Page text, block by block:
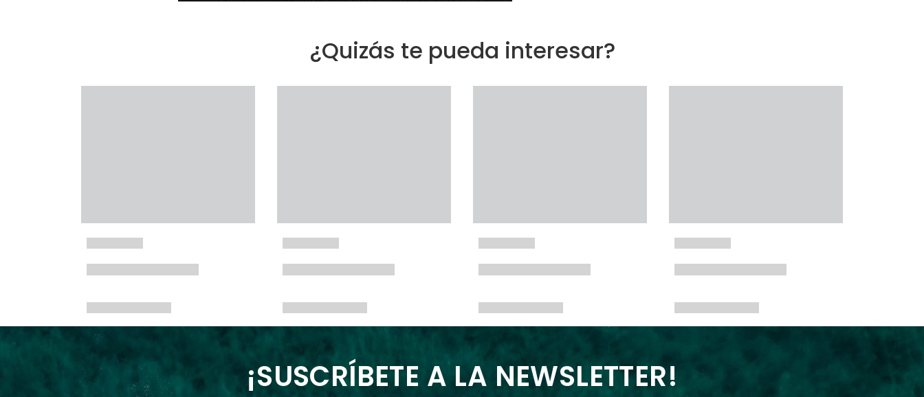
¿Quizás te pueda interesar?
¡SUSCRÍBETE A LA NEWSLETTER!